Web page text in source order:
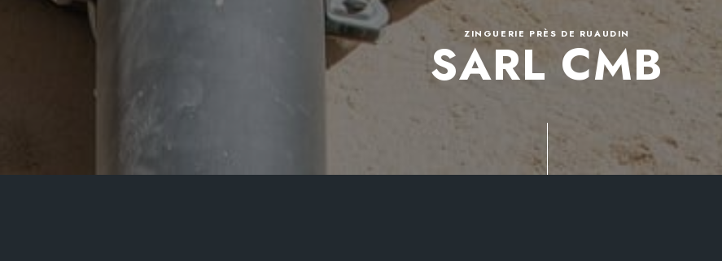
ZINGUERIE PRÈS DE RUAUDIN
SARL CMB